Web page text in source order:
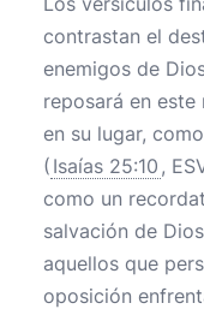
contrastan el
enemigos de
reposará en
en su lugar,
( Isaías 25:10 ,
como un
salvación de
aquellos que
oposición